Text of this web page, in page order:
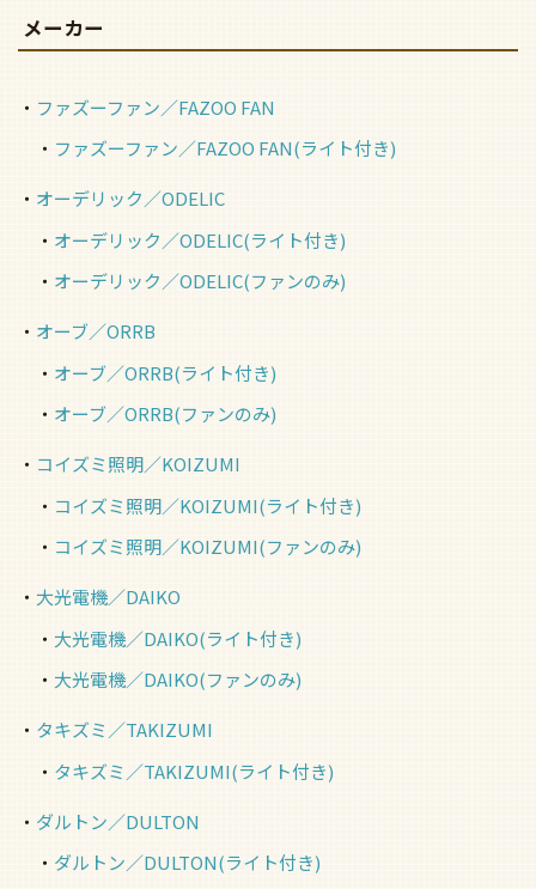
メーカー
ファズーファン／FAZOO FAN
ファズーファン／FAZOO FAN(ライト付き)
オーデリック／ODELIC
オーデリック／ODELIC(ライト付き)
オーデリック／ODELIC(ファンのみ)
オーブ／ORRB
オーブ／ORRB(ライト付き)
オーブ／ORRB(ファンのみ)
コイズミ照明／KOIZUMI
コイズミ照明／KOIZUMI(ライト付き)
コイズミ照明／KOIZUMI(ファンのみ)
大光電機／DAIKO
大光電機／DAIKO(ライト付き)
大光電機／DAIKO(ファンのみ)
タキズミ／TAKIZUMI
タキズミ／TAKIZUMI(ライト付き)
ダルトン／DULTON
ダルトン／DULTON(ライト付き)